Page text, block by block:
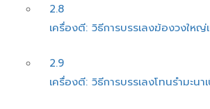
2.8
เครื่องตี: วิธีการบรรเลงฆ้องวงให
2.9
เครื่องตี: วิธีการบรรเลงโทนรํามะน